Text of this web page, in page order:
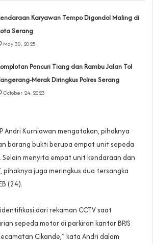
Karyawan Tempo Digondol Maling di
Serang
May 30, 2025
Pencuri Tiang dan Rambu Jalan Tol
Merak Diringkus Polres Serang
October 24, 2023
Andri Kurniawan mengatakan, pihaknya
barang bukti berupa empat unit sepeda
menyita empat unit kendaraan dan
pihaknya juga meringkus dua tersangka
(24).
dari rekaman CCTV saat
sepeda motor di parkiran kantor BPJS
Cikande,” kata Andri dalam